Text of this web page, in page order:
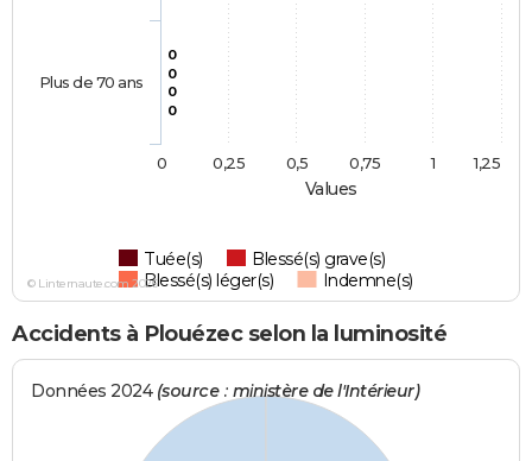
Values
0
0
0
0
Tuée(s)
Blessé(s) grave(s)
Blessé(s) léger(s)
Indemne(s)
Plus de 70 ans
0 1
0,25 0,5 0,75 1,25
© Linternaute.com 2026
Accidents à Plouézec selon la luminosité
Données 2024 (source : ministère de l'Intérieur)